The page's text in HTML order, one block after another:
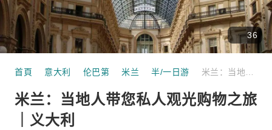
36
首頁 意大利 伦巴第 米兰 半/一日游
米兰：当地人带您私人观光购物之旅
｜义大利